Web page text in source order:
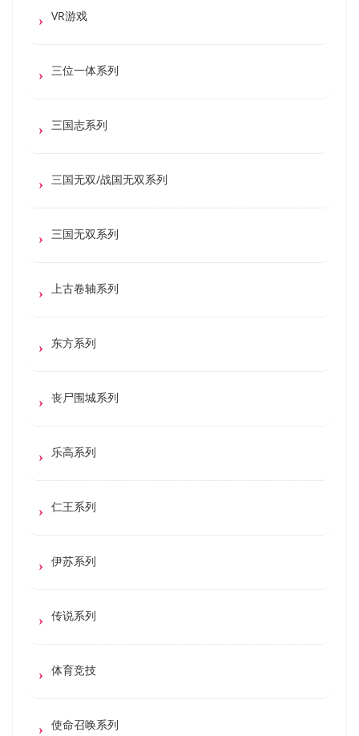
VR游戏
三位一体系列
三国志系列
三国无双/战国无双系列
三国无双系列
上古卷轴系列
东方系列
丧尸围城系列
乐高系列
仁王系列
伊苏系列
传说系列
体育竞技
使命召唤系列